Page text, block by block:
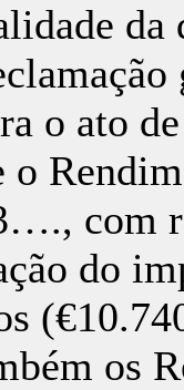
o ato
com
do
os